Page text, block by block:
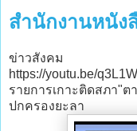
สำนักงานหนัง
ข่าวสังคม
https://youtu.be/
รายการเกาะติดสภา"
ปกครองยะลา